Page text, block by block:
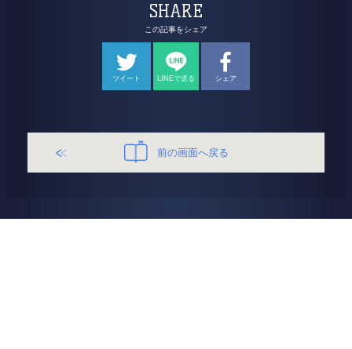
SHARE
この記事をシェア
ツイート LINEで送る シェア
前の画面へ戻る